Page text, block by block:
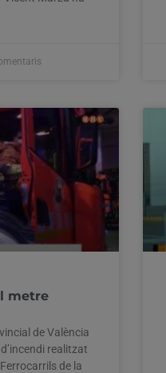
metre
de València
realitzat
de la